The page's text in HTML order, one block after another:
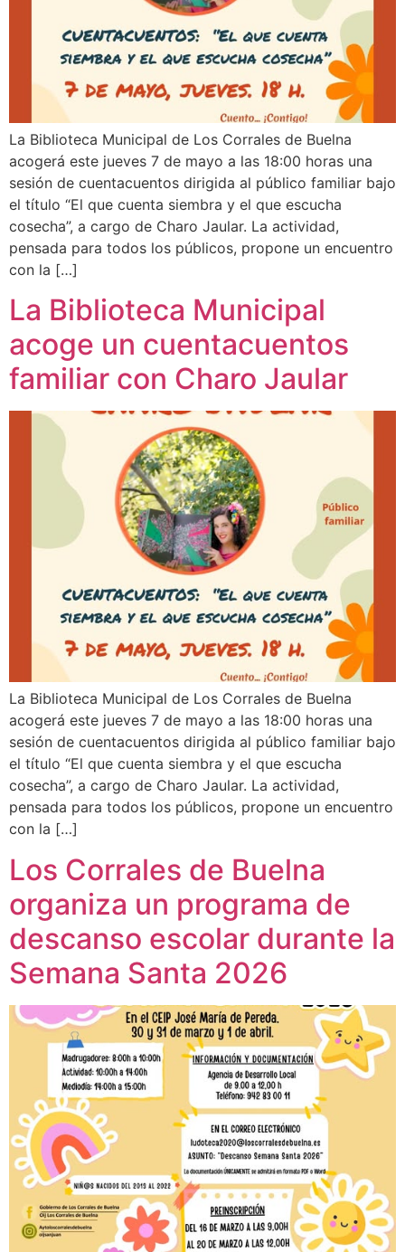
La Biblioteca Municipal de Los Corrales de Buelna
acogerá este jueves 7 de mayo a las 18:00 horas una
sesión de cuentacuentos dirigida al público familiar bajo
el título “El que cuenta siembra y el que escucha
cosecha”, a cargo de Charo Jaular. La actividad,
pensada para todos los públicos, propone un encuentro
con la […]
La Biblioteca Municipal
acoge un cuentacuentos
familiar con Charo Jaular
La Biblioteca Municipal de Los Corrales de Buelna
acogerá este jueves 7 de mayo a las 18:00 horas una
sesión de cuentacuentos dirigida al público familiar bajo
el título “El que cuenta siembra y el que escucha
cosecha”, a cargo de Charo Jaular. La actividad,
pensada para todos los públicos, propone un encuentro
con la […]
Los Corrales de Buelna
organiza un programa de
descanso escolar durante la
Semana Santa 2026